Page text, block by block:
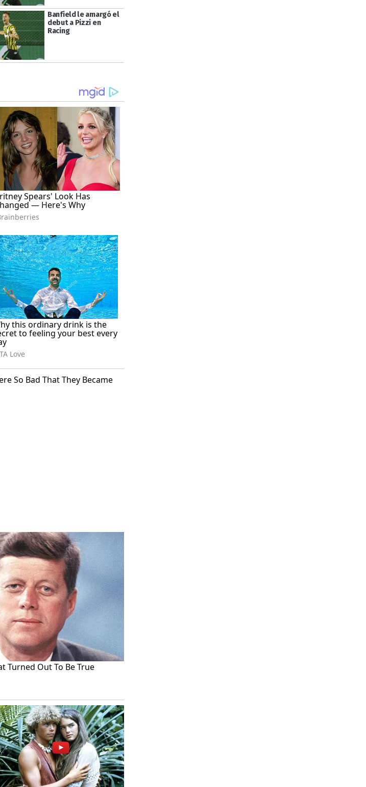
Banfield le amargó el
debut a Pizzi en
Racing